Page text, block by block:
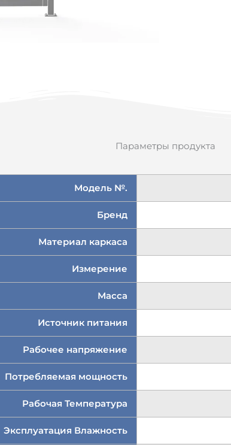
Параметры продукта
Модель №.
Бренд
Материал каркаса
Измерение
Масса
Источник питания
Рабочее напряжение
Потребляемая мощность
Рабочая Температура
Эксплуатация Влажность